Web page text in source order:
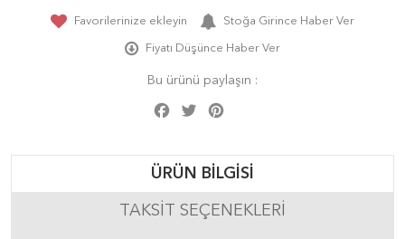
Favorilerinize ekleyin Stoğa Girince Haber Ver
Fiyatı Düşünce Haber Ver
Bu ürünü paylaşın :
Facebook
Twitter
ÜRÜN BILGISI
TAKSIT SEÇENEKLERI